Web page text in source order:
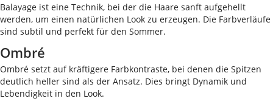
Balayage ist eine Technik, bei der die Haare sanft aufgehellt
werden, um einen natürlichen Look zu erzeugen. Die Farbverläufe
sind subtil und perfekt für den Sommer.
Ombré
Ombré setzt auf kräftigere Farbkontraste, bei denen die Spitzen
deutlich heller sind als der Ansatz. Dies bringt Dynamik und
Lebendigkeit in den Look.